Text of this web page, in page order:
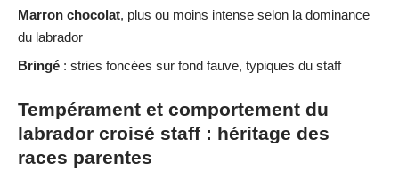
Marron chocolat, plus ou moins intense selon la dominance
du labrador
Bringé : stries foncées sur fond fauve, typiques du staff
Tempérament et comportement du
labrador croisé staff : héritage des
races parentes